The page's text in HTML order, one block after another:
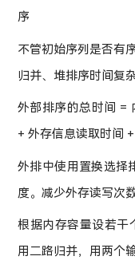
序
不管初始序列是否有
归并、堆排序时间复
外部排序的总时间 =
+ 外存信息读取时间
外排中使用置换选择
度。减少外存读写次
根据内存容量设若干
用二路归并，用两个